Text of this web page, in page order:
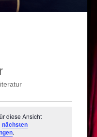
diese Ansicht
nächsten
.